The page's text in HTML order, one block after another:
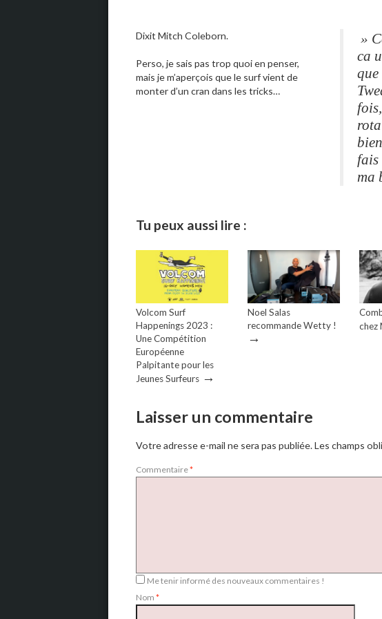
»
ca
que
fais
ma
Dixit Mitch Coleborn.
Perso, je sais pas trop quoi en penser,
mais je m’aperçois que le surf vient de
monter d’un cran dans les tricks…
Tu peux aussi lire :
Volcom Surf
Happenings 2023 :
Une Compétition
Européenne
Palpitante pour les
Jeunes Surfeurs →
Noel Salas
recommande Wetty !
→
chez
Laisser un commentaire
Votre adresse e-mail ne sera pas publiée.Les champs
Commentaire*
Me tenir informé des nouveaux commentaires !
Nom *